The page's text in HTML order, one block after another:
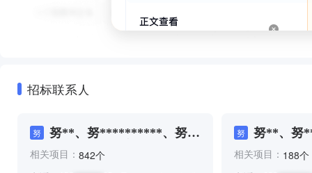
招标联系人
努
努**、努**********、努
*********、努*********
相关项目： 842个
努
努**、努
相关项目： 188个